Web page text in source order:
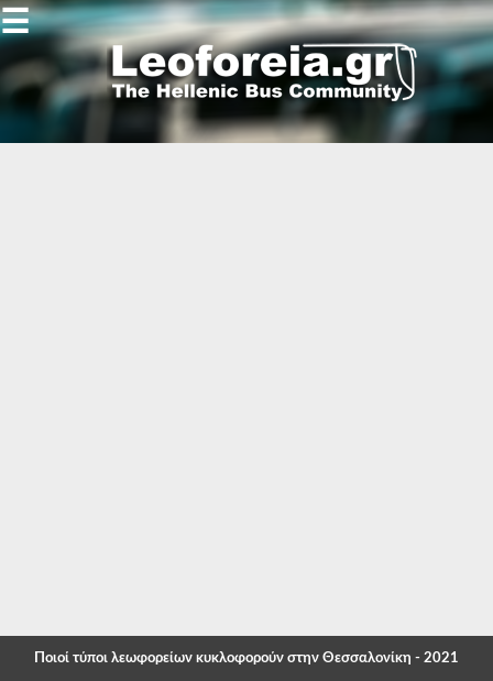
Gallery
-
☰
Ποιοί τύποι λεωφορείων κυκλοφορούν στην Θεσσαλονίκη - 2021